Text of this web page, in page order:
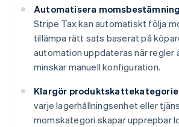
Automatisera
Stripe Tax kan automatiskt följa
tillämpa rätt sats baserat på
automation uppdateras när regler
minskar manuell konfiguration.
Klargör
varje lagerhållningsenhet eller
momskategori skapar upprepbar